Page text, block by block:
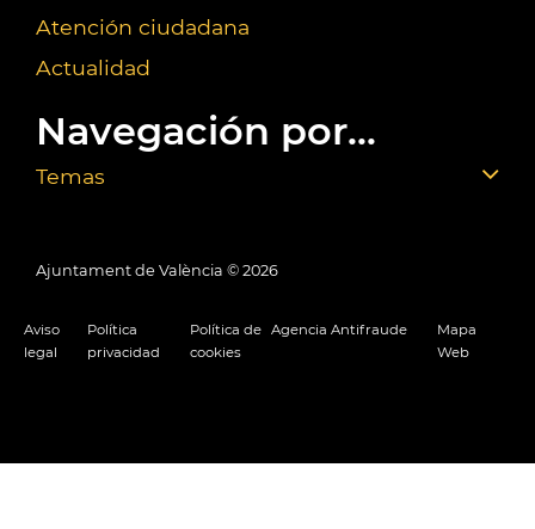
Atención ciudadana
Actualidad
Navegación por...
Temas
Ajuntament de València © 2026
Aviso
legal
Política
privacidad
Política de
cookies
Agencia Antifraude
Mapa
Web